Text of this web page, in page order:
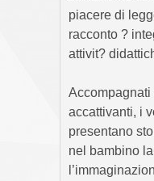
piacere di
racconto ?
attivit?
accattivanti, i
presentano
nel bambino